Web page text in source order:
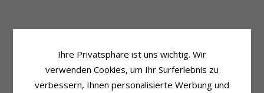
Kreuz
Halskette
Metall:Vergoldetem Sterlingsilber
Höhe Ohne Öse: 20,5 mm
Breite: 14,2 mm
Ihre Privatsphäre ist uns wichtig. Wir
verwenden Cookies, um Ihr Surferlebnis zu
verbessern, Ihnen personalisierte Werbung und